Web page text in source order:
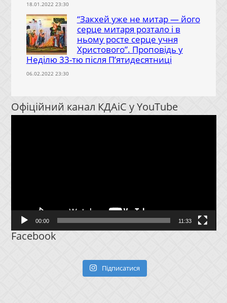
18.01.2022 23:30
“Закхей уже не митар — його
серце митаря розтало і в
ньому росте серце учня
Христового”. Проповідь у
Неділю 33-тю після П’ятидесятниці
06.02.2022 23:30
Офіційний канал КДАіС у YouTube
Відеопрогравач
00:00 11:33
Facebook
Підписатися